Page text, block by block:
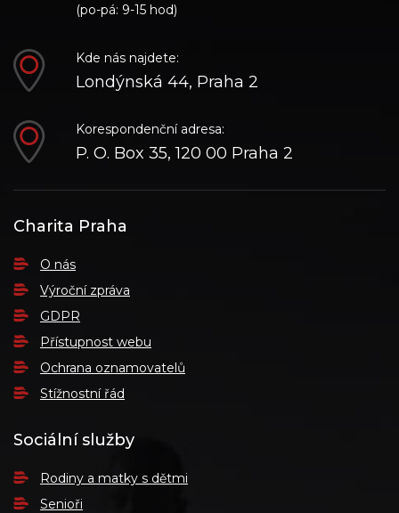
(po-pá: 9-15 hod)
Kde nás najdete:
Londýnská 44, Praha 2
Korespondenční adresa:
P. O. Box 35, 120 00 Praha 2
Charita Praha
O nás
Výroční zpráva
GDPR
Přístupnost webu
Ochrana oznamovatelů
Stížnostní řád
Sociální služby
Rodiny a matky s dětmi
Senioři